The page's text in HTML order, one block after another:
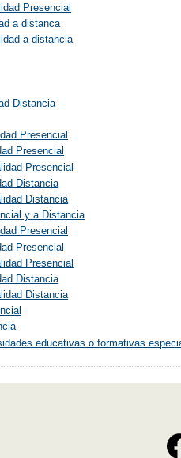
Presencial
a distanca
a distancia
Distancia
Presencial
Presencial
Presencial
Distancia
Distancia
y a Distancia
Presencial
Presencial
Presencial
Distancia
Distancia
educativas o formativas